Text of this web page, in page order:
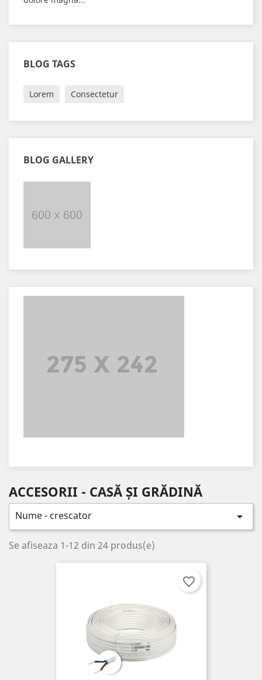
BLOG TAGS
Lorem Consectetur
BLOG GALLERY
ACCESORII - CASĂ ȘI GRĂDINĂ
Nume - crescator 
Se afiseaza 1-12 din 24 produs(e)
favorite_border